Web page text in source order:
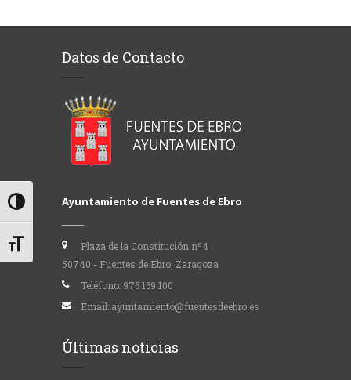
Alternar alto contraste
Alternar tamaño de letra
Datos de Contacto
Ayuntamiento de Fuentes de Ebro
Plaza de la Constitución nº4
50740 - Fuentes de Ebro, Zaragoza
Teléfono: 976 169 100
Email: ayuntamiento@fuentesdeebro.es
Últimas noticias